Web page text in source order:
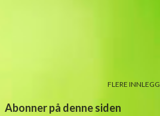
FLERE INNLEGG
Abonner på denne siden